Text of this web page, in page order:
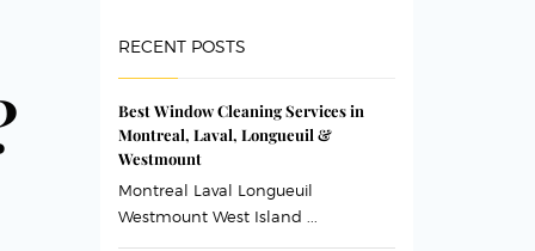
RECENT POSTS
Best Window Cleaning Services in
Montreal, Laval, Longueuil &
Westmount
Montreal Laval Longueuil
Westmount West Island ...